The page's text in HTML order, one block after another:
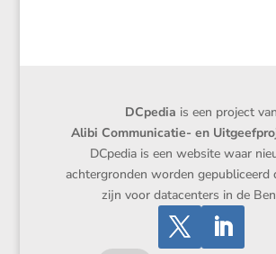
DCpedia is een project van
Alibi Communicatie- en
DCpedia is een website waar
achtergronden worden gepubliceerd
zijn voor datacenters in de